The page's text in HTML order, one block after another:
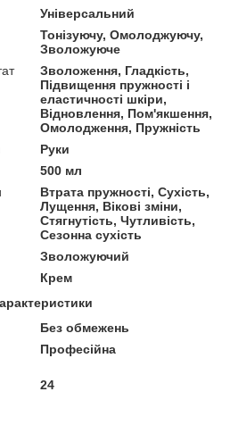
Універсальний
Тонізуючу, Омолоджуючу,
Зволожуюче
Зволоження, Гладкість,
Підвищення пружності і
еластичності шкіри,
Відновлення, Пом'якшення,
Омолодження, Пружність
Руки
500 мл
Втрата пружності, Сухість,
Лущення, Вікові зміни,
Стягнутість, Чутливість,
Сезонна сухість
Зволожуючий
Крем
Без обмежень
Професійна
24